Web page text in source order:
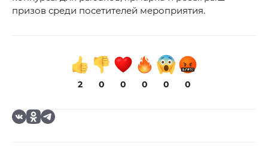
призов среди посетителей мероприятия.
2 0 0 0 0 0